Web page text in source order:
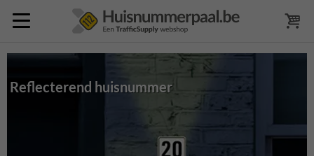
Reflecterend huisnummer